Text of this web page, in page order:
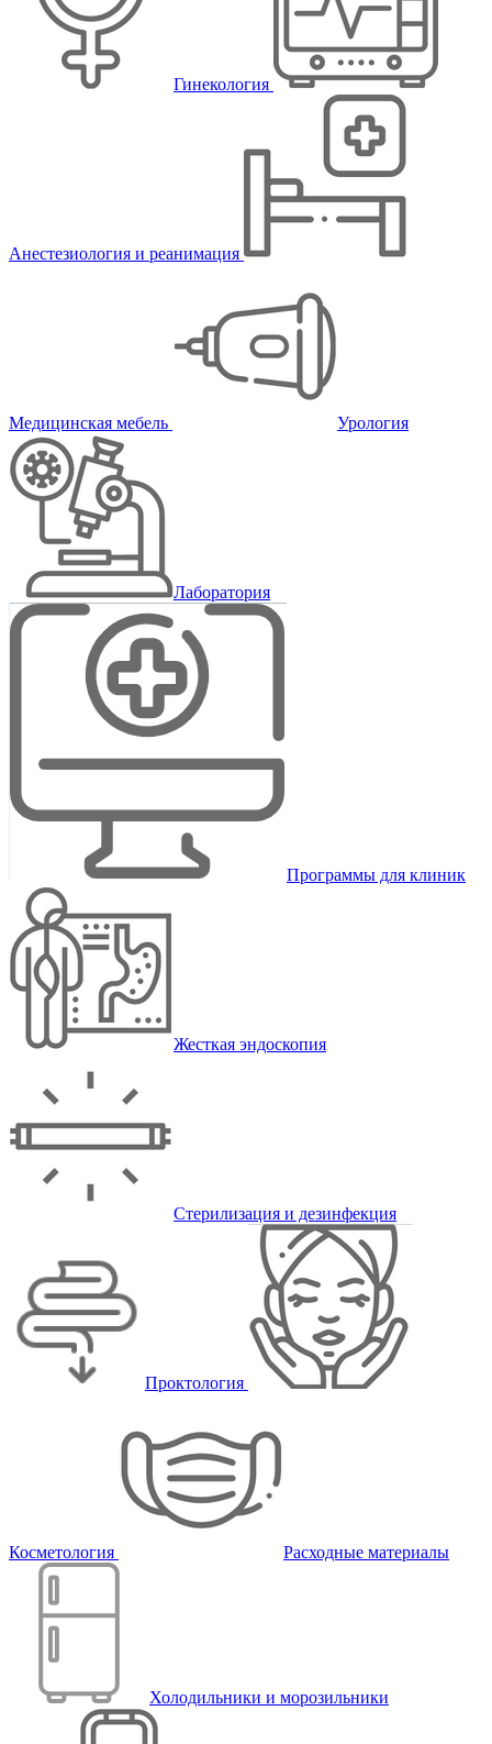
Гинекология
Анестезиология и реанимация
Медицинская мебель Урология
Лаборатория
Программы для клиник
Жесткая эндоскопия
Стерилизация и дезинфекция
Проктология
Косметология Расходные материалы
Холодильники и морозильники